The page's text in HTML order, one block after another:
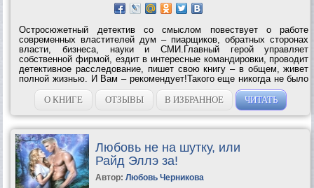
Остросюжетный детектив со смыслом повествует о работе
современных властителей дум – пиарщиков, обратных сторонах
власти, бизнеса, науки и СМИ.Главный герой управляет
собственной фирмой, ездит в интересные командировки, проводит
детективное расследование, пишет свою книгу – в общем, живет
полной жизнью. И Вам – рекомендует!Такого еще никогда не было
в жизни героев. Такого никогда не происходило с Вами! Вы
сомневаетесь, что нужно...
О КНИГЕ ОТЗЫВЫ В ИЗБРАННОЕ ЧИТАТЬ
Любовь не на шутку, или
Райд Эллэ за!
Автор: Любовь Черникова